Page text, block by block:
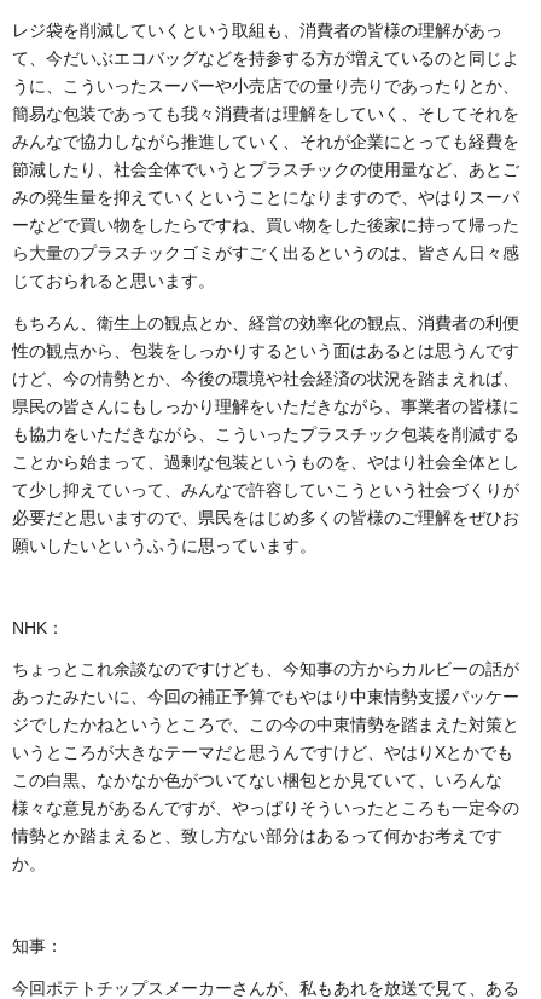
レジ袋を削減していくという取組も、消費者の皆様の理解があっ
て、今だいぶエコバッグなどを持参する方が増えているのと同じよ
うに、こういったスーパーや小売店での量り売りであったりとか、
簡易な包装であっても我々消費者は理解をしていく、そしてそれを
みんなで協力しながら推進していく、それが企業にとっても経費を
節減したり、社会全体でいうとプラスチックの使用量など、あとご
みの発生量を抑えていくということになりますので、やはりスーパ
ーなどで買い物をしたらですね、買い物をした後家に持って帰った
ら大量のプラスチックゴミがすごく出るというのは、皆さん日々感
じておられると思います。
もちろん、衛生上の観点とか、経営の効率化の観点、消費者の利便
性の観点から、包装をしっかりするという面はあるとは思うんです
けど、今の情勢とか、今後の環境や社会経済の状況を踏まえれば、
県民の皆さんにもしっかり理解をいただきながら、事業者の皆様に
も協力をいただきながら、こういったプラスチック包装を削減する
ことから始まって、過剰な包装というものを、やはり社会全体とし
て少し抑えていって、みんなで許容していこうという社会づくりが
必要だと思いますので、県民をはじめ多くの皆様のご理解をぜひお
願いしたいというふうに思っています。
NHK：
ちょっとこれ余談なのですけども、今知事の方からカルビーの話が
あったみたいに、今回の補正予算でもやはり中東情勢支援パッケー
ジでしたかねというところで、この今の中東情勢を踏まえた対策と
いうところが大きなテーマだと思うんですけど、やはりXとかでも
この白黒、なかなか色がついてない梱包とか見ていて、いろんな
様々な意見があるんですが、やっぱりそういったところも一定今の
情勢とか踏まえると、致し方ない部分はあるって何かお考えです
か。
知事：
今回ポテトチップスメーカーさんが、私もあれを放送で見て、ある